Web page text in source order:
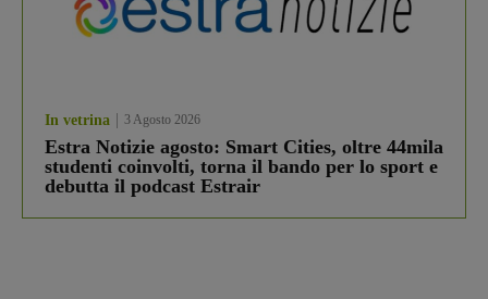
In vetrina 3 Agosto 2026
Estra Notizie agosto: Smart Cities, oltre 44mila
studenti coinvolti, torna il bando per lo sport e
debutta il podcast Estrair